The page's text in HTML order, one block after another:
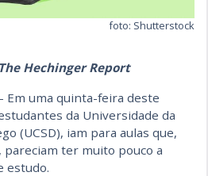
foto: Shutterstock
Hechinger Report
Em uma quinta-feira deste
da Universidade da
(UCSD), iam para aulas que,
ter muito pouco a
estudo.